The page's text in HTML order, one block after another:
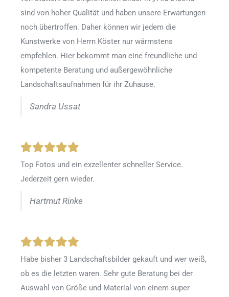
sind von hoher Qualität und haben unsere Erwartungen
noch übertroffen. Daher können wir jedem die
Kunstwerke von Herrn Köster nur wärmstens
empfehlen. Hier bekommt man eine freundliche und
kompetente Beratung und außergewöhnliche
Landschaftsaufnahmen für ihr Zuhause.
Sandra Ussat
Top Fotos und ein exzellenter schneller Service.
Jederzeit gern wieder.
Hartmut Rinke
Habe bisher 3 Landschaftsbilder gekauft und wer weiß,
ob es die letzten waren. Sehr gute Beratung bei der
Auswahl von Größe und Material von einem super